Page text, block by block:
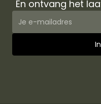
En ontvang het